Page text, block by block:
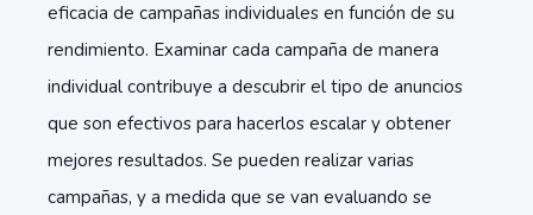
eficacia de campañas individuales en función de su
rendimiento. Examinar cada campaña de manera
individual contribuye a descubrir el tipo de anuncios
que son efectivos para hacerlos escalar y obtener
mejores resultados. Se pueden realizar varias
campañas, y a medida que se van evaluando se